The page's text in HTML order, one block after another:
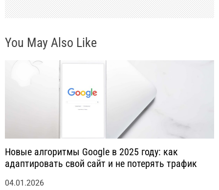
с
я
You May Also Like
Новые алгоритмы Google в 2025 году: как
адаптировать свой сайт и не потерять трафик
04.01.2026